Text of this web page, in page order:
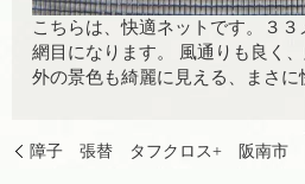
こちらは、快適ネットです。３
網目になります。 風通りも良く
外の景色も綺麗に見える、まさに
障子 張替 タフクロス+ 阪南市